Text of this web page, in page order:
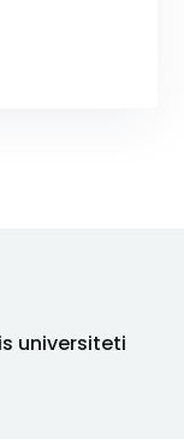
universiteti